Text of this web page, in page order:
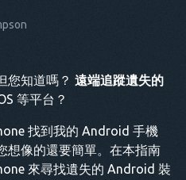
TR
鉑
他
您知道嗎？ 遠端追蹤遺失的
等平台？
找到我的 Android 手機
想像的還要簡單。在本指南
來尋找遺失的 Android 裝